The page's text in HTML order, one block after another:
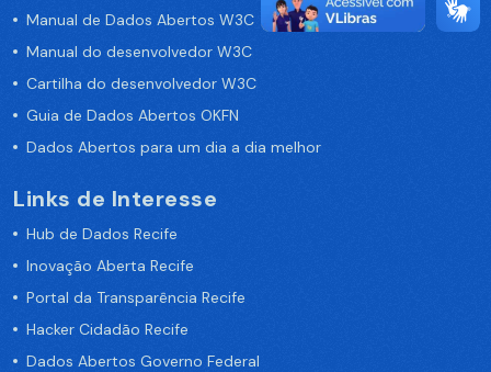
Manual de Dados Abertos W3C
Manual do desenvolvedor W3C
Cartilha do desenvolvedor W3C
Guia de Dados Abertos OKFN
Dados Abertos para um dia a dia melhor
Links de Interesse
Hub de Dados Recife
Inovação Aberta Recife
Portal da Transparência Recife
Hacker Cidadão Recife
Dados Abertos Governo Federal